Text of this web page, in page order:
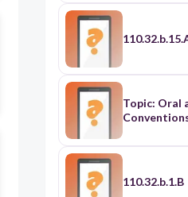
Topic: Oral
110.32.b.1.B